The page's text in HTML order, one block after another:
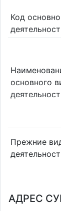
Код
основного
Прежние
АДРЕС